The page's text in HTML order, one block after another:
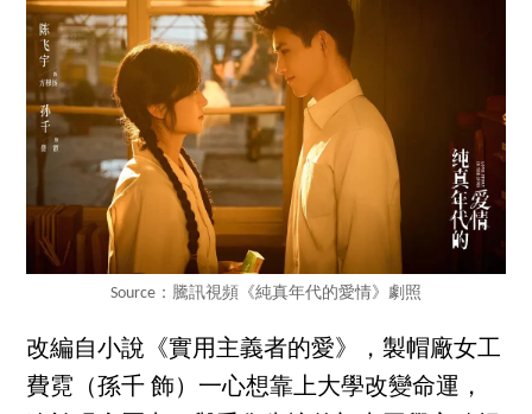
Source：騰訊視頻《純真年代的愛情》劇照
改編自小說《實用主義者的愛》，製帽廠女工
費霓（孫千 飾）一心想靠上大學改變命運，